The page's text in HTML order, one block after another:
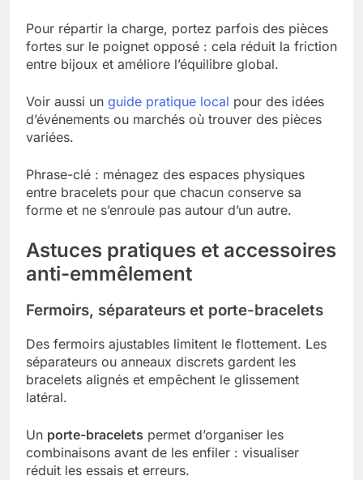
Pour répartir la charge, portez parfois des pièces
fortes sur le poignet opposé : cela réduit la friction
entre bijoux et améliore l’équilibre global.
Voir aussi un guide pratique local pour des idées
d’événements ou marchés où trouver des pièces
variées.
Phrase-clé : ménagez des espaces physiques
entre bracelets pour que chacun conserve sa
forme et ne s’enroule pas autour d’un autre.
Astuces pratiques et accessoires
anti-emmêlement
Fermoirs, séparateurs et porte-bracelets
Des fermoirs ajustables limitent le flottement. Les
séparateurs ou anneaux discrets gardent les
bracelets alignés et empêchent le glissement
latéral.
Un porte-bracelets permet d’organiser les
combinaisons avant de les enfiler : visualiser
réduit les essais et erreurs.